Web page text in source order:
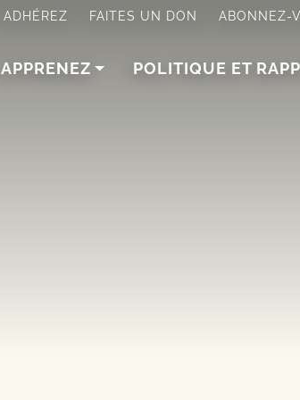
ADHÉREZ FAITES UN DON ABONNEZ-
APPRENEZ POLITIQUE ET